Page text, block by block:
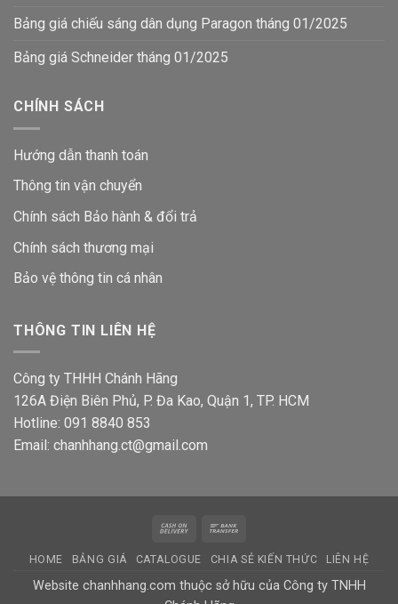
Bảng giá chiếu sáng dân dụng Paragon tháng 01/2025
Bảng giá Schneider tháng 01/2025
CHÍNH SÁCH
Hướng dẫn thanh toán
Thông tin vận chuyển
Chính sách Bảo hành & đổi trả
Chính sách thương mại
Bảo vệ thông tin cá nhân
THÔNG TIN LIÊN HỆ
Công ty THHH Chánh Hãng
126A Điện Biên Phủ, P. Đa Kao, Quận 1, TP. HCM
Hotline: 091 8840 853
Email: chanhhang.ct@gmail.com
Cash
Delivery
HOME BẢNG GIÁ CATALOGUE CHIA SẺ KIẾN THỨC LIÊN HỆ
Website chanhhang.com thuộc sở hữu của Công ty TNHH